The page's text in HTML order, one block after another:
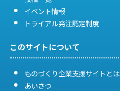
イベント情報
トライアル発注認定制度
このサイトについて
ものづくり企業支援サイトとは
あいさつ